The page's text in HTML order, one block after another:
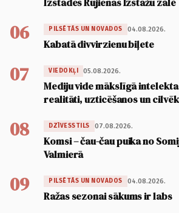
06 PILSĒTĀS UN NOVADOS 04.08.2026.
Kabatā divvirzienu biļete
07 VIEDOKĻI 05.08.2026.
Mediju vide mākslīgā
realitāti, uzticēšanos un
08 DZĪVESSTILS 07.08.2026.
Komsi – čau-čau puika no
Valmierā
09 PILSĒTĀS UN NOVADOS 04.08.2026.
Ražas sezonai sākums ir labs